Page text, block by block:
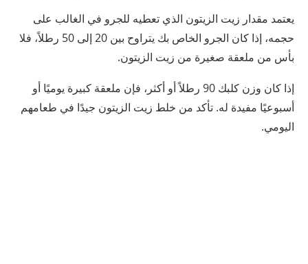
يعتمد مقدار زيت الزيتون الذي تعطيه للجرو في الغالب على
حجمه، إذا كان الجرو الخاص بك يتراوح بين 20 إلى 50 رطلاً، فلا
بأس من ملعقة صغيرة من زيت الزيتون.
إذا كان وزن كلبك 90 رطلاً أو أكثر، فإن ملعقة كبيرة يوميًا أو
أسبوعيًا مفيدة له. تأكد من خلط زيت الزيتون جيدًا في طعامهم
اليومي.